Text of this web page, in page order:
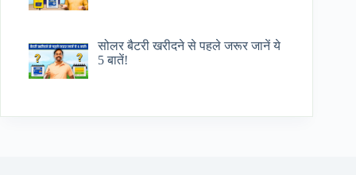
सोलर बैटरी खरीदने से पहले जरूर जानें ये
5 बातें!